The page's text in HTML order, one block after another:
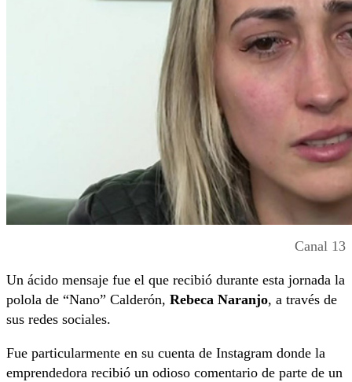
Canal 13
Un ácido mensaje fue el que recibió durante esta jornada la
polola de “Nano” Calderón, Rebeca Naranjo, a través de
sus redes sociales.
Fue particularmente en su cuenta de Instagram donde la
emprendedora recibió un odioso comentario de parte de un